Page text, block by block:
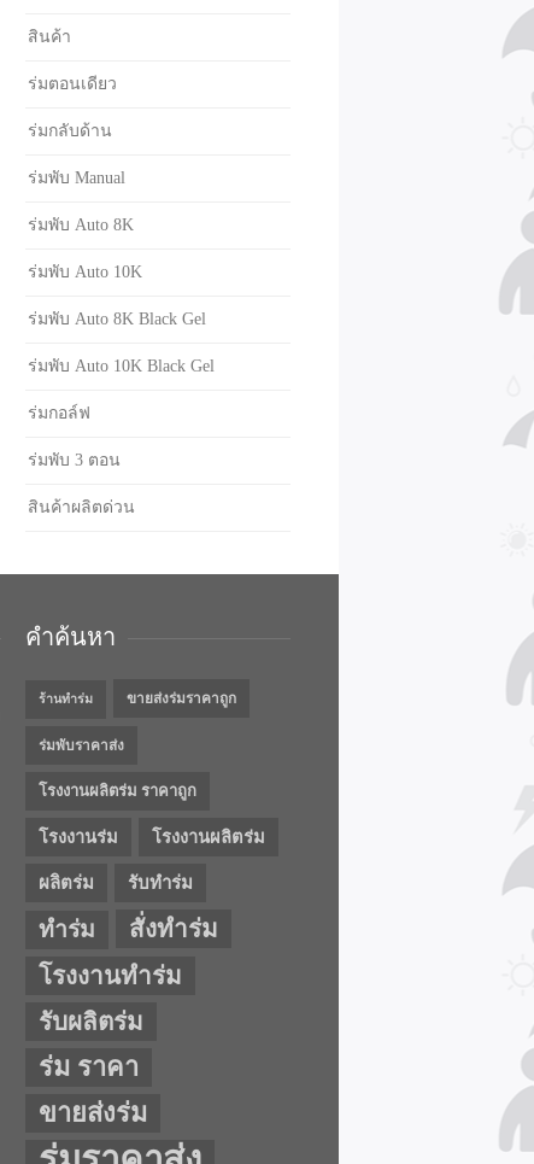
สินค้า
ร่มตอนเดียว
ร่มกลับด้าน
ร่มพับ Manual
ร่มพับ Auto 8K
ร่มพับ Auto 10K
ร่มพับ Auto 8K Black Gel
ร่มพับ Auto 10K Black Gel
ร่มกอล์ฟ
ร่มพับ 3 ตอน
สินค้าผลิตด่วน
คำค้นหา
ร้านทำร่ม ขายส่งร่มราคาถูก
ร่มพับราคาส่ง
โรงงานผลิตร่ม ราคาถูก
โรงงานร่ม โรงงานผลิตร่ม
ผลิตร่ม รับทำร่ม
ทำร่ม
สั่งทำร่ม
โรงงานทำร่ม
รับผลิตร่ม
ร่ม ราคา
ขายส่งร่ม